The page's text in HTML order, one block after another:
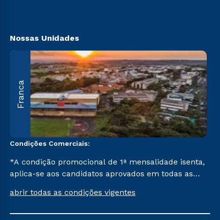
Nossas Unidades
Franca
Condições Comerciais:
*A condição promocional de 1ª mensalidade isenta,
aplica-se aos candidatos aprovados em todas as
agendada, que ofertam bolsas de até 50% de
abrir todas as condições vigentes